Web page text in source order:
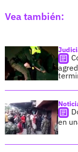
Vea también:
en